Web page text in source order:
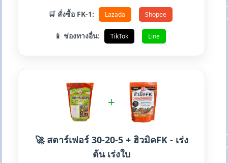
🛒 สั่งซื้อ FK-1: Lazada Shopee
📱 ช่องทางอื่น: TikTok Line
+
🚀 สตาร์เฟอร์ 30-20-5 + ฮิวมิคFK - เร่ง
ต้น เร่งใบ